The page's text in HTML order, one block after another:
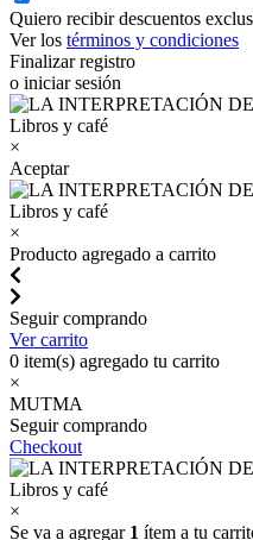
Quiero recibir descuentos
Ver los términos y condiciones
Finalizar registro
o iniciar sesión
×
Aceptar
×
Producto agregado a carrito
Seguir comprando
Ver carrito
0 item(s) agregado tu carrito
×
MUTMA
Seguir comprando
Checkout
×
Se va a agregar 1 ítem a tu